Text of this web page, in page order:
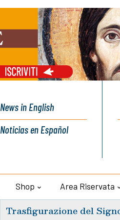
Newsin English
Noticiasen Español
Shop Area Riservata
Trasfigurazione del